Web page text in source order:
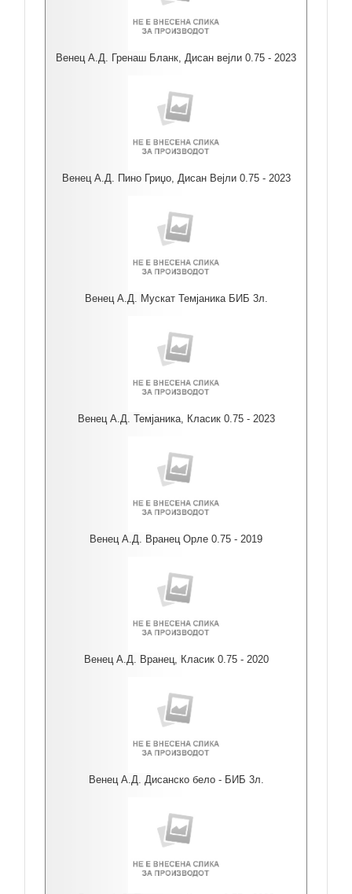
Венец А.Д. Гренаш Бланк, Дисан вејли 0.75 - 2023
Венец А.Д. Пино Гриџо, Дисан Вејли 0.75 - 2023
Венец А.Д. Мускат Темјаника БИБ 3л.
Венец А.Д. Темјаника, Класик 0.75 - 2023
Венец А.Д. Вранец Орле 0.75 - 2019
Венец А.Д. Вранец, Класик 0.75 - 2020
Венец А.Д. Дисанско бело - БИБ 3л.